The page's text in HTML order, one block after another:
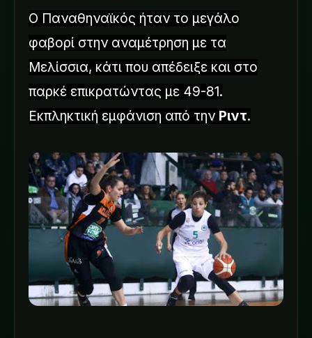
Ο Παναθηναϊκός ήταν το μεγάλο
φαβορί στην αναμέτρηση με τα
Μελίσσια, κάτι που απέδειξε και στο
παρκέ επικρατώντας με 49-81.
Εκπληκτική εμφάνιση από την Ριντ.